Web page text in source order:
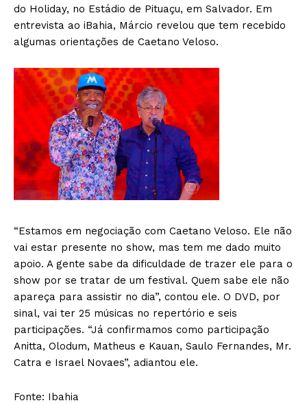
do Holiday, no Estádio de Pituaçu, em Salvador. Em
entrevista ao iBahia, Márcio revelou que tem recebido
algumas orientações de Caetano Veloso.
“Estamos em negociação com Caetano Veloso. Ele não
vai estar presente no show, mas tem me dado muito
apoio. A gente sabe da dificuldade de trazer ele para o
show por se tratar de um festival. Quem sabe ele não
apareça para assistir no dia”, contou ele. O DVD, por
sinal, vai ter 25 músicas no repertório e seis
participações. “Já confirmamos como participação
Anitta, Olodum, Matheus e Kauan, Saulo Fernandes, Mr.
Catra e Israel Novaes”, adiantou ele.
Fonte: Ibahia